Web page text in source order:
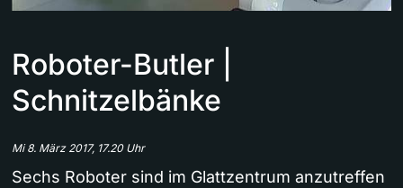
Roboter-Butler |
Schnitzelbänke
Mi 8. März 2017, 17.20 Uhr
Sechs Roboter sind im Glattzentrum anzutreffen